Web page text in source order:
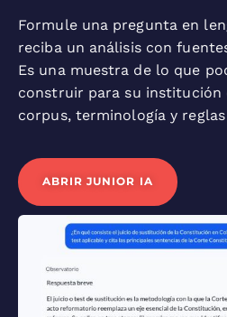
Formule una pregunta en
reciba un análisis con
Es una muestra de lo que
construir para su institución
corpus, terminología y
ABRIR JUNIOR IA